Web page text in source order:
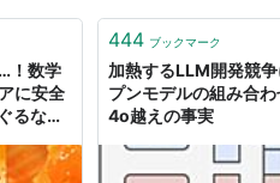
！数学
に安全
るなび
444 ブックマーク
加熱するLLM開発競
プンモデルの組み合
4o越えの事実